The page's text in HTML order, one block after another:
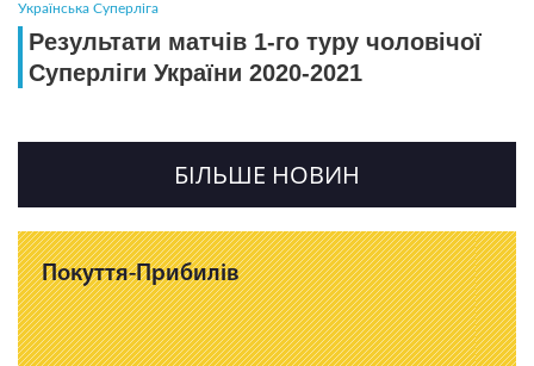
Українська Суперліга
Результати матчів 1-го туру чоловічої
Суперліги України 2020-2021
БІЛЬШЕ НОВИН
Покуття-Прибилів